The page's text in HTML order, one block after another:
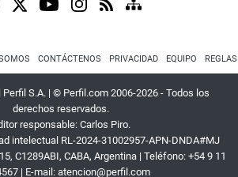
CONTÁCTENOS PRIVACIDAD EQUIPO
S.A. | © Perfil.com 2006-2026 - Todos los
derechos reservados.
responsable: Carlos Piro.
intelectual RL-2024-31002957-APN-DNDA#MJ
, C1289ABI, CABA, Argentina | Teléfono: +54 9 11
| E-mail: atencion@perfil.com